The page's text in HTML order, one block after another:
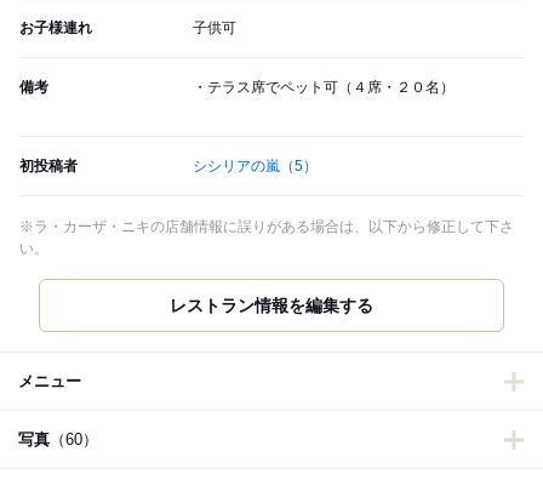
お子様連れ 子供可
備考 ・テラス席でペット可（４席・２０名）
初投稿者 シシリアの嵐 （5）
※ラ・カーザ・ニキの店舗情報に誤りがある場合は、以下から修正して下さ
い。
レストラン情報を編集する
メニュー
写真 （60）